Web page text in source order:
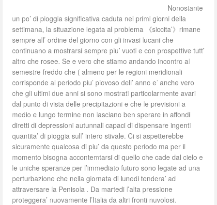
Nonostante
un po’ di pioggia significativa caduta nei primi giorni della
settimana, la situazione legata al problema 《siccita’》rimane
sempre all’ ordine del giorno con gli invasi lucani che
continuano a mostrarsi sempre piu’ vuoti e con prospettive tutt’
altro che rosee. Se e vero che stiamo andando incontro al
semestre freddo che ( almeno per le regioni meridionali
corrisponde al periodo piu’ piovoso dell’ anno e’ anche vero
che gli ultimi due anni si sono mostrati particolarmente avari
dal punto di vista delle precipitazioni e che le previsioni a
medio e lungo termine non lasciano ben sperare in affondi
diretti di depressioni autunnali capaci di dispensare ingenti
quantita’ di pioggia sull’ intero stivale. Ci si aspetterebbe
sicuramente qualcosa di piu’ da questo periodo ma per il
momento bisogna accontemtarsi di quello che cade dal cielo e
le uniche speranze per l’immediato futuro sono legate ad una
perturbazione che nella giornata di lunedi tendera’ ad
attraversare la Penisola . Da martedi l’alta pressione
proteggera’ nuovamente l’Italia da altri fronti nuvolosi.